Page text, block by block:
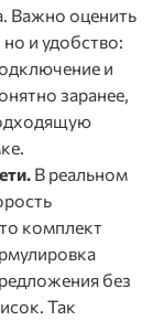
Важно оценить
и удобство:
и
заранее,
В реальном
комплект
без
Так